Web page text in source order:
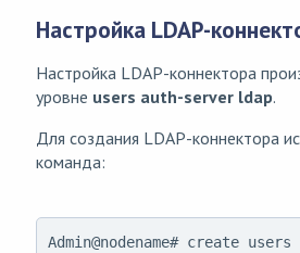
Настройка LDAP-
Настройка LDAP-коннектора
уровне users auth-server ldap.
Для создания LDAP-коннектора
команда:
Admin@nodename# create